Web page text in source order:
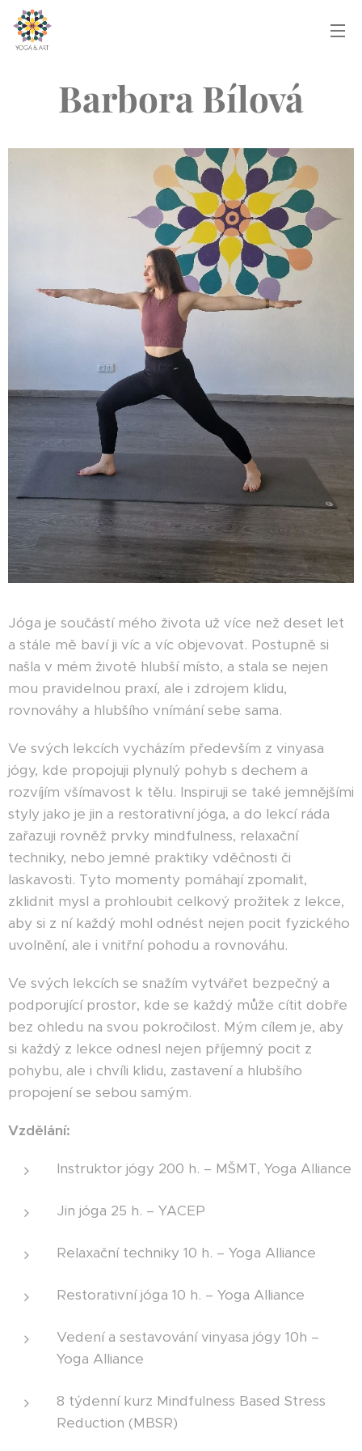
Barbora Bílová
Jóga je součástí mého života už více než deset let
a stále mě baví ji víc a víc objevovat. Postupně si
našla v mém životě hlubší místo, a stala se nejen
mou pravidelnou praxí, ale i zdrojem klidu,
rovnováhy a hlubšího vnímání sebe sama.
Ve svých lekcích vycházím především z vinyasa
jógy, kde propojuji plynulý pohyb s dechem a
rozvíjím všímavost k tělu. Inspiruji se také jemnějšími
styly jako je jin a restorativní jóga, a do lekcí ráda
zařazuji rovněž prvky mindfulness, relaxační
techniky, nebo jemné praktiky vděčnosti či
laskavosti. Tyto momenty pomáhají zpomalit,
zklidnit mysl a prohloubit celkový prožitek z lekce,
aby si z ní každý mohl odnést nejen pocit fyzického
uvolnění, ale i vnitřní pohodu a rovnováhu.
Ve svých lekcích se snažím vytvářet bezpečný a
podporující prostor, kde se každý může cítit dobře
bez ohledu na svou pokročilost. Mým cílem je, aby
si každý z lekce odnesl nejen příjemný pocit z
pohybu, ale i chvíli klidu, zastavení a hlubšího
propojení se sebou samým.
Vzdělání:
Instruktor jógy 200 h. – MŠMT, Yoga Alliance
Jin jóga 25 h. – YACEP
Relaxační techniky 10 h. – Yoga Alliance
Restorativní jóga 10 h. – Yoga Alliance
Vedení a sestavování vinyasa jógy 10h –
Yoga Alliance
8 týdenní kurz Mindfulness Based Stress
Reduction (MBSR)